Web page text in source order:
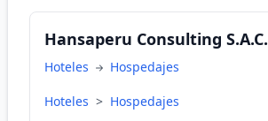
Hansaperu Consulting S.A.C.
Hoteles Hospedajes
Hoteles > Hospedajes